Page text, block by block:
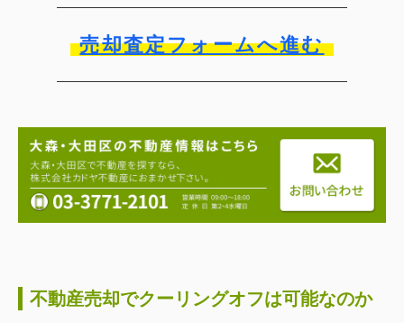
売却査定フォームへ進む
不動産売却でクーリングオフは可能なのか